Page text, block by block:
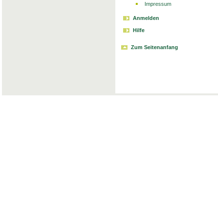
Impressum
Anmelden
Hilfe
Zum Seitenanfang